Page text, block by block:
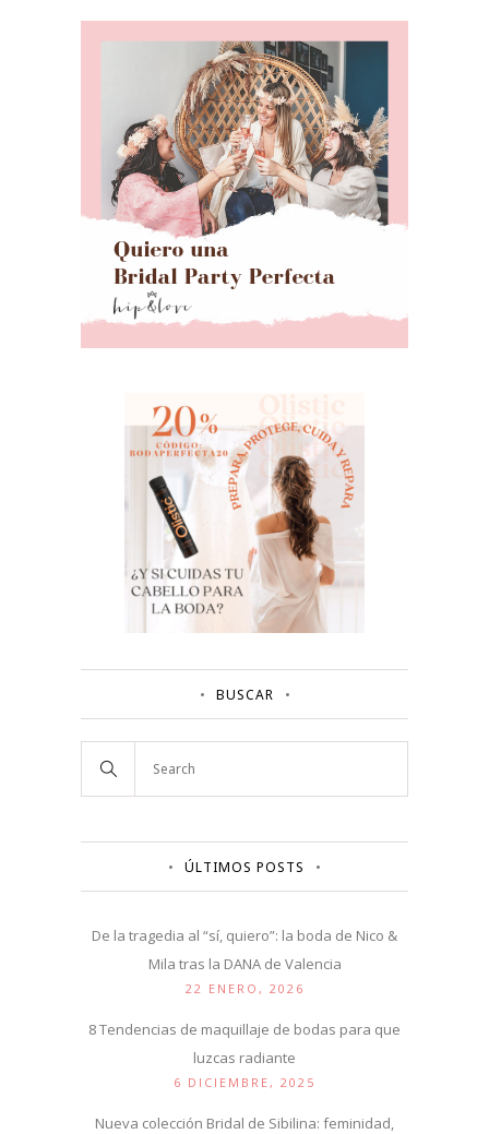
BUSCAR
ÚLTIMOS POSTS
De la tragedia al “sí, quiero”: la boda de Nico &
Mila tras la DANA de Valencia
22 ENERO, 2026
8 Tendencias de maquillaje de bodas para que
luzcas radiante
6 DICIEMBRE, 2025
Nueva colección Bridal de Sibilina: feminidad,